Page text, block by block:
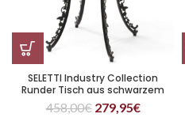
SELETTI Industry Collection
Runder Tisch aus schwarzem
Aluminium
458,00€ 279,95€